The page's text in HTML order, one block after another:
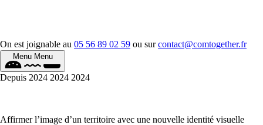
On est joignable au 05 56 89 02 59 ou surcontact@comtogether.fr
Menu Menu
Depuis 2024 2024 2024
Affirmer l’image d’un territoire avec une nouvelle identité visuelle